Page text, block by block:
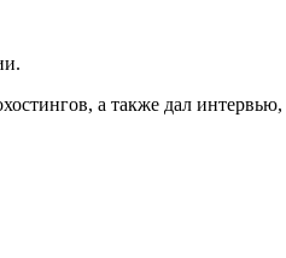
а также дал